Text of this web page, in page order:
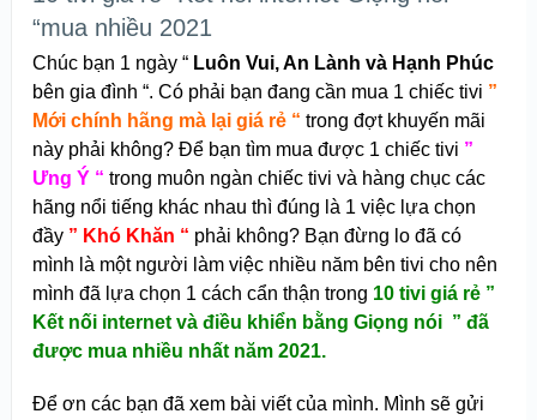
“mua nhiều 2021
Chúc bạn 1 ngày “Luôn Vui, An Lành và Hạnh Phúc
bên gia đình “. Có phải bạn đang cần mua 1 chiếc tivi ”
Mới chính hãng mà lại giá rẻ “ trong đợt khuyến mãi
này phải không? Để bạn tìm mua được 1 chiếc tivi ”
Ưng Ý “ trong muôn ngàn chiếc tivi và hàng chục các
hãng nổi tiếng khác nhau thì đúng là 1 việc lựa chọn
đầy ” Khó Khăn “ phải không? Bạn đừng lo đã có
mình là một người làm việc nhiều năm bên tivi cho nên
mình đã lựa chọn 1 cách cẩn thận trong 10 tivi giá rẻ ”
Kết nối internet và điều khiển bằng Giọng nói ” đã
được mua nhiều nhất năm 2021.
Để ơn các bạn đã xem bài viết của mình. Mình sẽ gửi